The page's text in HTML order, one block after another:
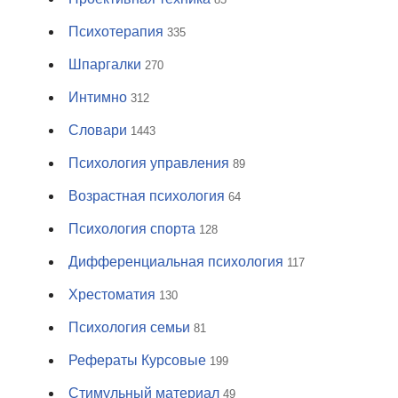
Психотерапия 335
Шпаргалки 270
Интимно 312
Словари 1443
Психология управления 89
Возрастная психология 64
Психология спорта 128
Дифференциальная психология 117
Хрестоматия 130
Психология семьи 81
Рефераты Курсовые 199
Стимульный материал 49